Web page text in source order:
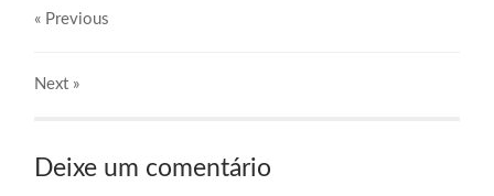
« Previous
Next »
Deixe um comentário